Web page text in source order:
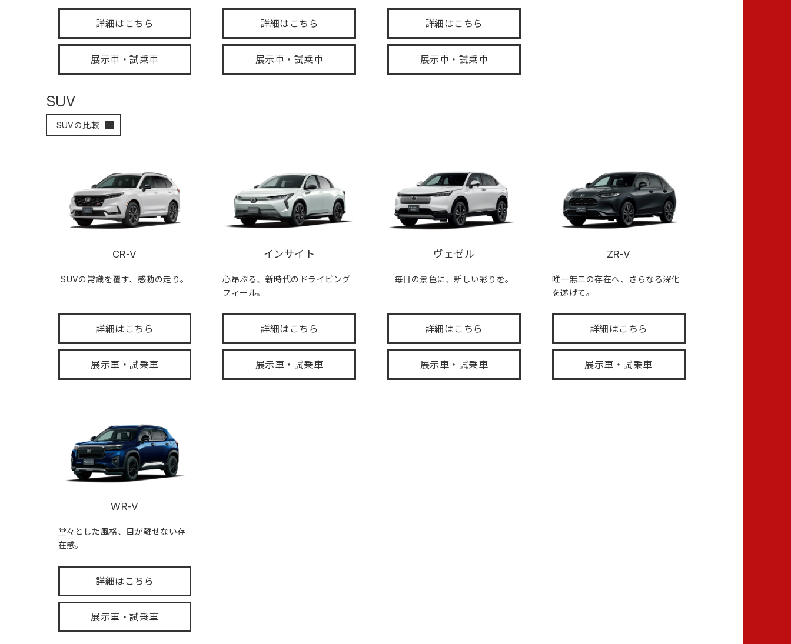
詳細はこちら
展示車・試乗車
詳細はこちら
展示車・試乗車
詳細はこちら
展示車・試乗車
SUV
SUVの比較
CR-V
SUVの常識を覆す、感動の走り。
詳細はこちら
展示車・試乗車
インサイト
心昂ぶる、新時代のドライビング
フィール。
詳細はこちら
展示車・試乗車
ヴェゼル
毎日の景色に、新しい彩りを。
詳細はこちら
展示車・試乗車
ZR-V
唯一無二の存在へ、さらなる深化
を遂げて。
詳細はこちら
展示車・試乗車
WR-V
堂々とした風格、目が離せない存
在感。
詳細はこちら
展示車・試乗車